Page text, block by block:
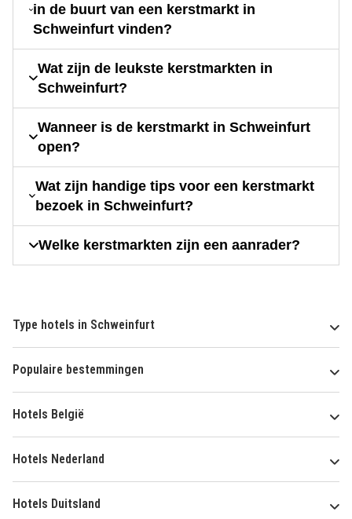
in de buurt van een kerstmarkt in
Schweinfurt vinden?
Wat zijn de leukste kerstmarkten in
Schweinfurt?
Wanneer is de kerstmarkt in Schweinfurt
open?
Wat zijn handige tips voor een kerstmarkt
bezoek in Schweinfurt?
Welke kerstmarkten zijn een aanrader?
Type hotels in Schweinfurt
Populaire bestemmingen
Hotels België
Hotels Nederland
Hotels Duitsland